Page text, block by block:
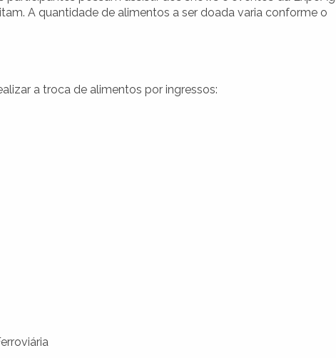
A quantidade de alimentos a ser doada varia conforme o
a troca de alimentos por ingressos: